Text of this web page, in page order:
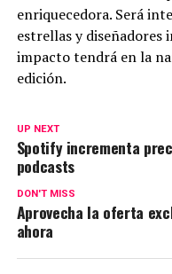
enriquecedora. Será
estrellas y
impacto tendrá en la
edición.
UP NEXT
Spotify incrementa
podcasts
DON'T MISS
Aprovecha la oferta
ahora